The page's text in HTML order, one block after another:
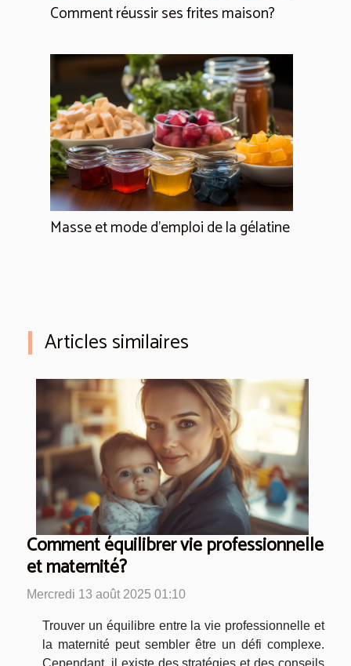
Comment réussir ses frites maison?
Masse et mode d'emploi de la gélatine
Articles similaires
Comment équilibrer vie professionnelle
et maternité?
Mercredi 13 août 2025 01:10
Trouver un équilibre entre la vie professionnelle et
la maternité peut sembler être un défi complexe.